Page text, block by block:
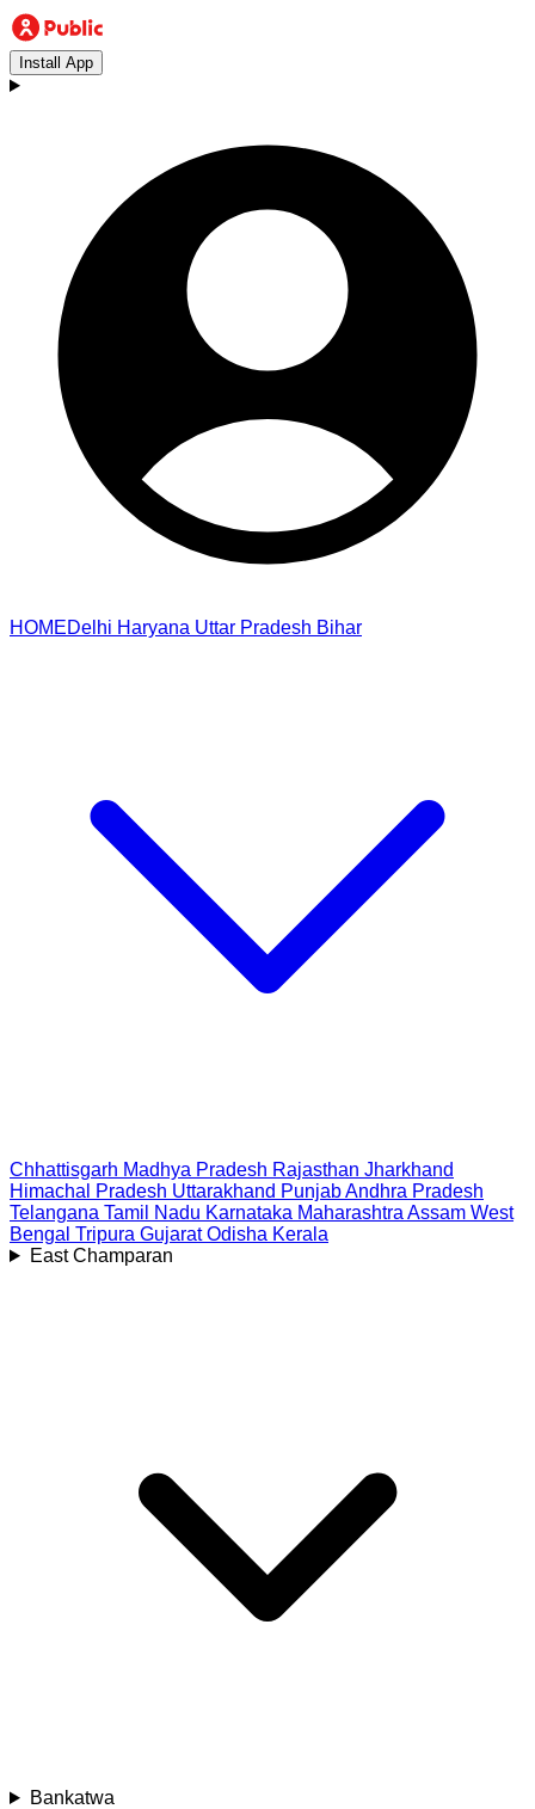
Install App
HOMEDelhi Haryana Uttar Pradesh Bihar
Chhattisgarh Madhya Pradesh Rajasthan Jharkhand
Himachal Pradesh Uttarakhand PunjabAndhra Pradesh
Telangana Tamil Nadu Karnataka Maharashtra Assam West
Bengal Tripura Gujarat Odisha Kerala
East Champaran
Bankatwa